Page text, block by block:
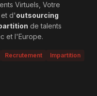
Virtuels, Votre
et d'outsourcing
de talents
et l'Europe.
Recrutement
Impartition